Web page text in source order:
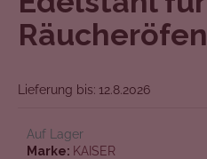
von
5
Sternen.
Räucheröfen
Lieferung bis: 12.8.2026
Auf Lager
Marke: KAISER